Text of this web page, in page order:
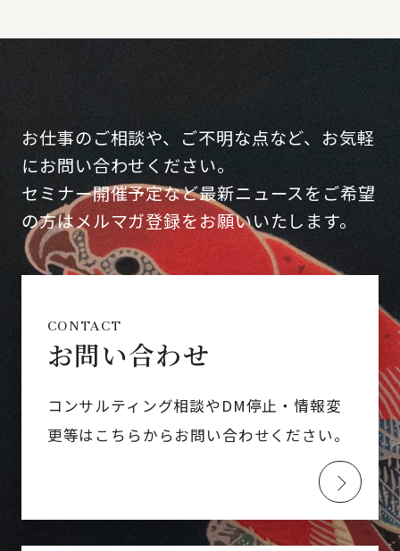
お仕事のご相談や、ご不明な点など、お気軽
にお問い合わせください。
セミナー開催予定など最新ニュースをご希望
の方はメルマガ登録をお願いいたします。
CONTACT
お問い合わせ
コンサルティング相談やDM停止・情報変
更等はこちらからお問い合わせください。